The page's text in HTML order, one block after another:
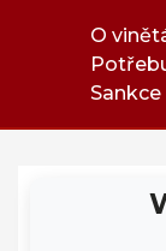
O
Sankce